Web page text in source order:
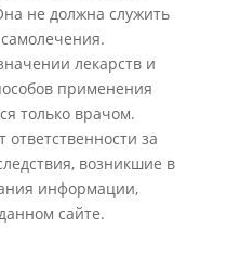
не должна служить
лекарств и
применения
только врачом.
за
возникшие в
информации,
сайте.